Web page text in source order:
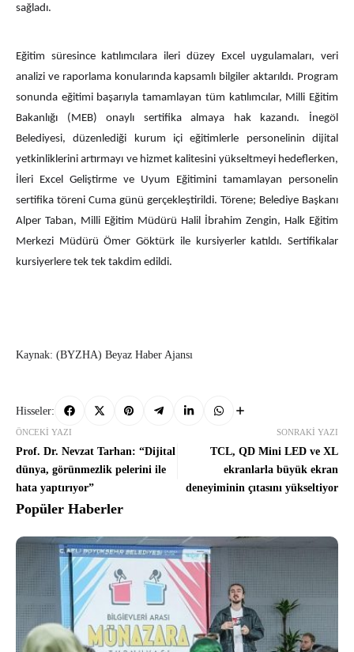
sağladı.
Eğitim süresince katılımcılara ileri düzey Excel uygulamaları, veri
analizi ve raporlama konularında kapsamlı bilgiler aktarıldı. Program
sonunda eğitimi başarıyla tamamlayan tüm katılımcılar, Milli Eğitim
Bakanlığı (MEB) onaylı sertifika almaya hak kazandı. İnegöl
Belediyesi, düzenlediği kurum içi eğitimlerle personelinin dijital
yetkinliklerini artırmayı ve hizmet kalitesini yükseltmeyi hedeflerken,
İleri Excel Geliştirme ve Uyum Eğitimini tamamlayan personelin
sertifika töreni Cuma günü gerçekleştirildi. Törene; Belediye Başkanı
Alper Taban, Milli Eğitim Müdürü Halil İbrahim Zengin, Halk Eğitim
Merkezi Müdürü Ömer Göktürk ile kursiyerler katıldı. Sertifikalar
kursiyerlere tek tek takdim edildi.
Kaynak: (BYZHA) Beyaz Haber Ajansı
Hisseler:
ÖNCEKI YAZI
Prof. Dr. Nevzat Tarhan: “Dijital
dünya, görünmezlik pelerini ile
hata yaptırıyor”
SONRAKI YAZI
TCL, QD Mini LED ve XL
ekranlarla büyük ekran
deneyiminin çıtasını yükseltiyor
Popüler Haberler